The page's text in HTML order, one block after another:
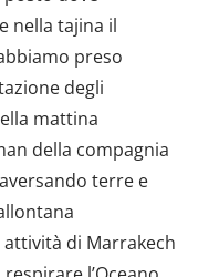
nella tajina il
preso
degli
mattina
della compagnia
terre e
di Marrakech